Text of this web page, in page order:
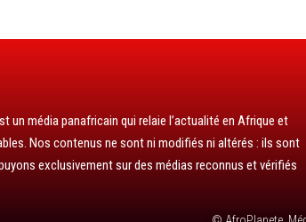
un média panafricain qui relaie l’actualité en Afrique et
Nos contenus ne sont ni modifiés ni altérés : ils sont
exclusivement sur des médias reconnus et vérifiés